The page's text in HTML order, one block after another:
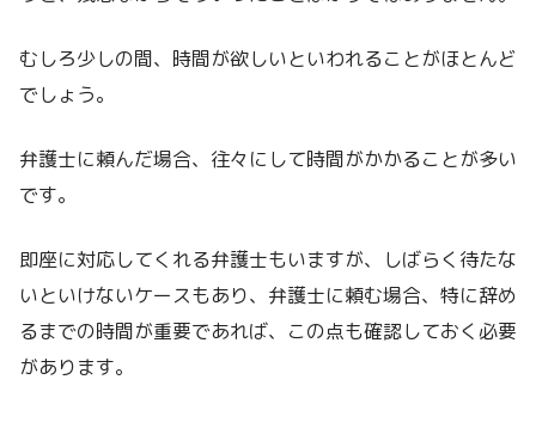
むしろ少しの間、時間が欲しいといわれることがほとんど
でしょう。
弁護士に頼んだ場合、往々にして時間がかかることが多い
です。
即座に対応してくれる弁護士もいますが、しばらく待たな
いといけないケースもあり、弁護士に頼む場合、特に辞め
るまでの時間が重要であれば、この点も確認しておく必要
があります。